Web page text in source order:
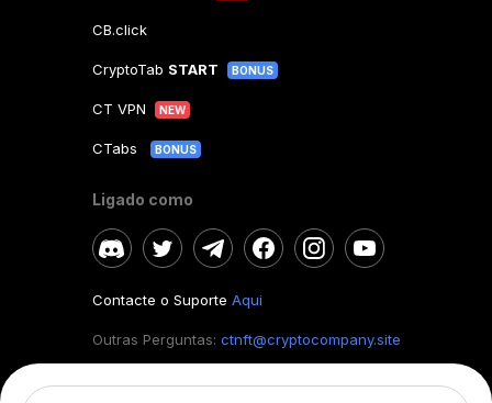
CB.click
CryptoTab START BONUS
CT VPN NEW
CTabs BONUS
Ligado como
Contacte o Suporte Aqui
Outras Perguntas: ctnft@cryptocompany.site